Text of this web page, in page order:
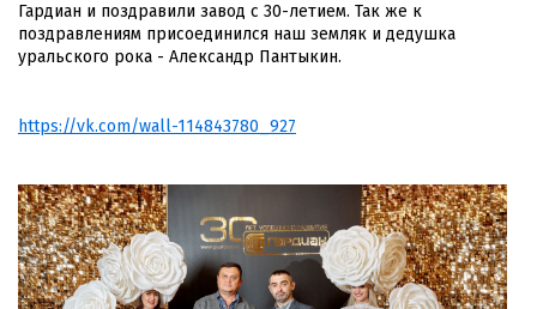
Гардиан и поздравили завод с 30-летием. Так же к
поздравлениям присоединился наш земляк и дедушка
уральского рока - Александр Пантыкин.
https://vk.com/wall-114843780_927